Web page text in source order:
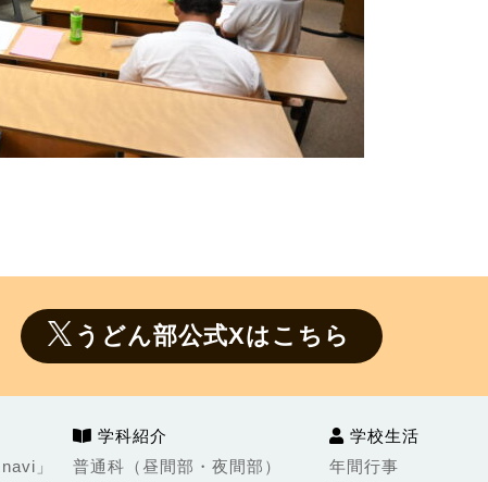
うどん部公式Xはこちら
」
学科紹介
普通科（昼間部・夜間部）
学校生活
年間行事